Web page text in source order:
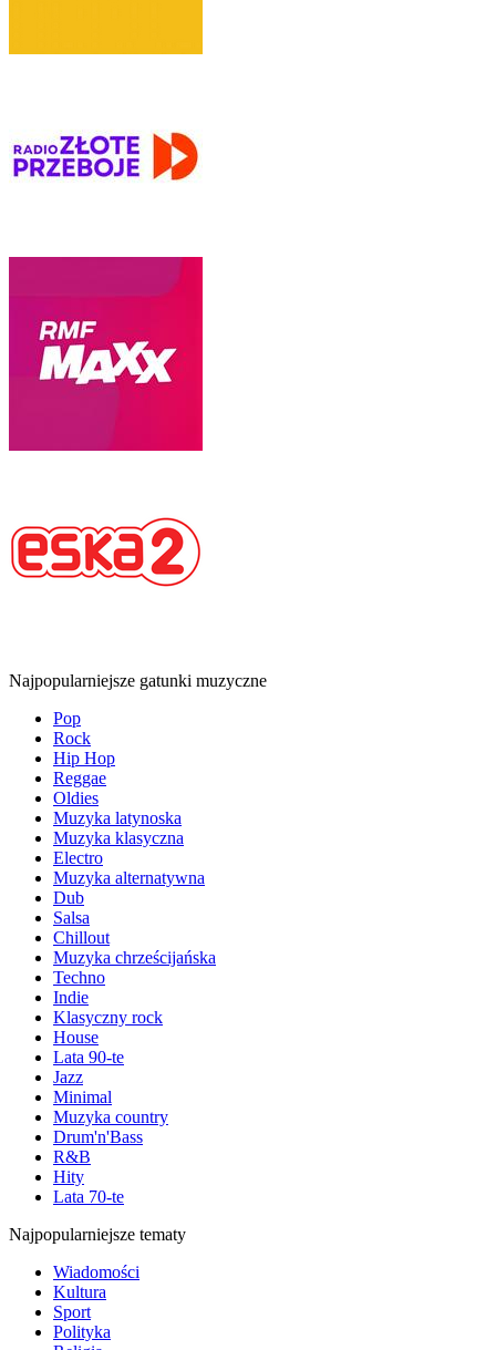
Najpopularniejsze gatunki muzyczne
Pop
Rock
Hip Hop
Reggae
Oldies
Muzyka latynoska
Muzyka klasyczna
Electro
Muzyka alternatywna
Dub
Salsa
Chillout
Muzyka chrześcijańska
Techno
Indie
Klasyczny rock
House
Lata 90-te
Jazz
Minimal
Muzyka country
Drum'n'Bass
R&B
Hity
Lata 70-te
Najpopularniejsze tematy
Wiadomości
Kultura
Sport
Polityka